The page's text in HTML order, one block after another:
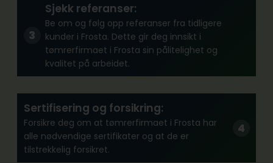
Sjekk referanser:
Be om og følg opp referanser fra tidligere
kunder i Frosta. Dette gir deg innsikt i
tømrerfirmaet i Frosta sin pålitelighet og
kvalitet på arbeidet.
Sertifisering og forsikring:
Forsikre deg om at tømrerfirmaet i Frosta har
alle nødvendige sertifikater og at de er
tilstrekkelig forsikret.